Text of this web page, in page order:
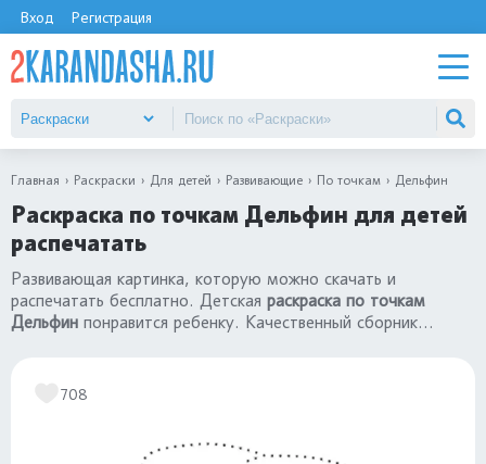
Вход Регистрация
Главная Раскраски Для детей Развивающие По точкам Дельфин
Раскраска по точкам Дельфин для детей
распечатать
Развивающая картинка, которую можно скачать и
распечатать бесплатно. Детская раскраска по точкам
Дельфин понравится ребенку. Качественный сборник
708